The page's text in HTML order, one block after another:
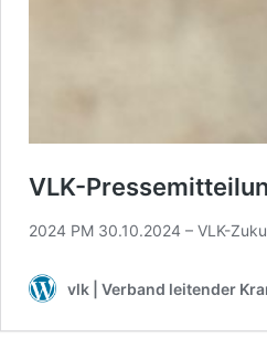
VLK-
2024 PM 30.10.2024 – VLK-
vlk | Verband leitender